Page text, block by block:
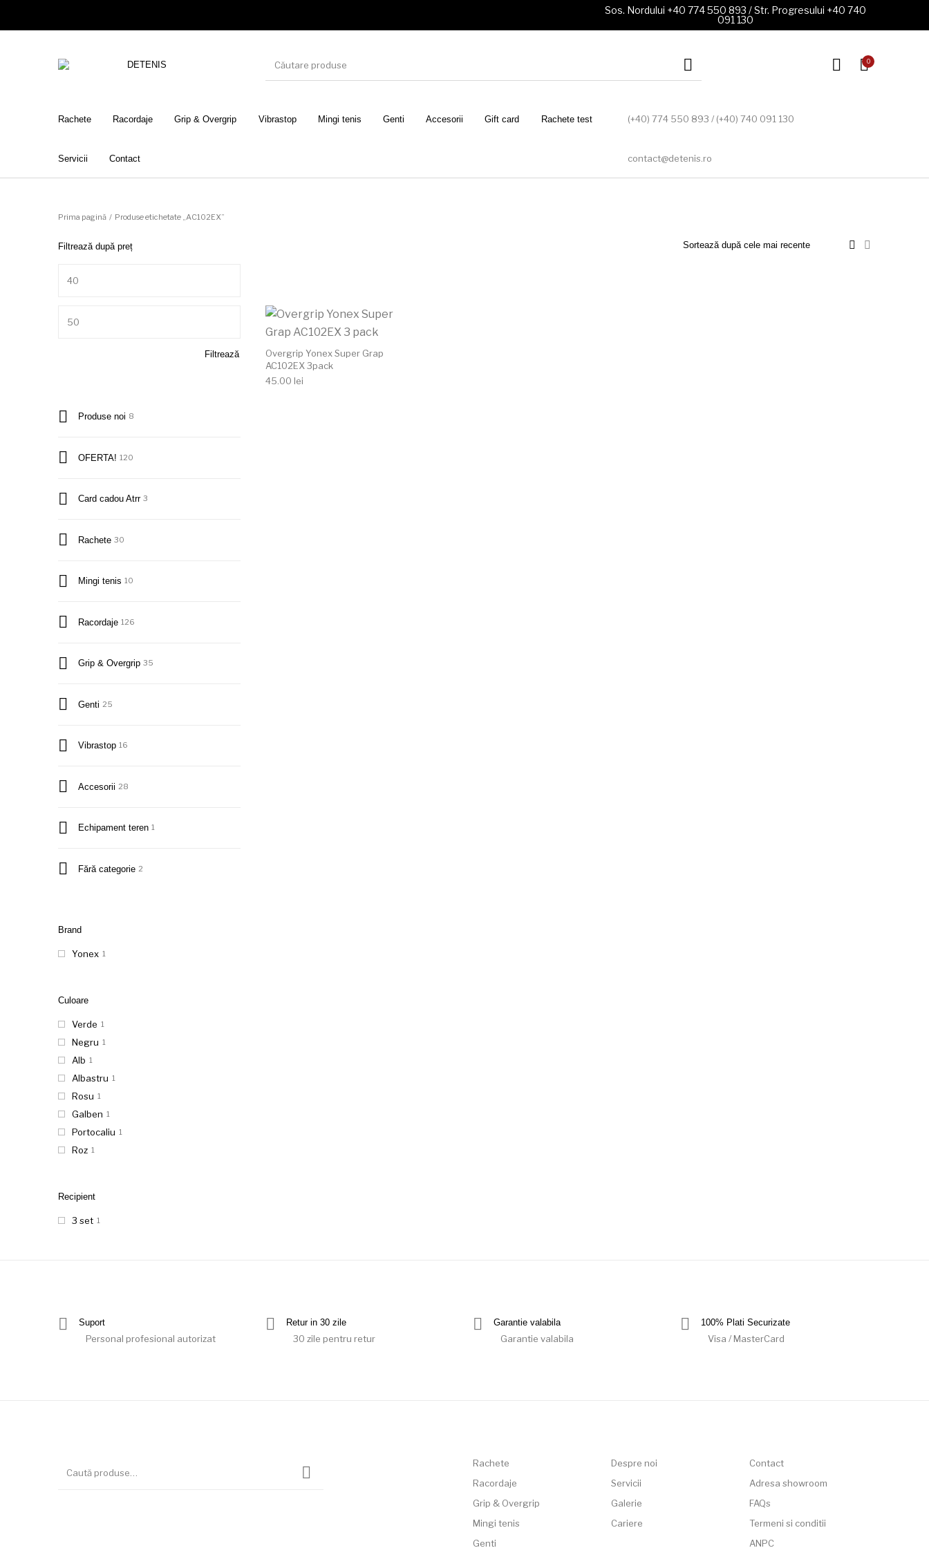
Sos. Nordului +40 774 550 893 / Str. Progresului +40 740
091 130
0
Rachete Racordaje Grip & Overgrip Vibrastop Mingi tenis Genti Accesorii Gift card Rachete test
Servicii Contact
(+40) 774 550 893 / (+40) 740 091 130
contact@detenis.ro
Prima pagină / Produse etichetate „AC102EX”
Filtrează după preț
Filtrează
Produse noi 8
OFERTA! 120
Card cadou Atrr 3
Rachete 30
Mingi tenis 10
Racordaje 126
Grip & Overgrip 35
Genti 25
Vibrastop 16
Accesorii 28
Echipament teren 1
Fără categorie 2
Brand
Yonex 1
Culoare
Verde 1
Negru 1
Alb 1
Albastru 1
Rosu 1
Galben 1
Portocaliu 1
Roz 1
Recipient
3 set 1
Overgrip Yonex Super Grap
AC102EX 3pack
45.00 lei
Acest produs are mai multe variații. Opțiunile pot fi alese în pagina produsului.
Suport
Personal profesional autorizat
Retur in 30 zile
30 zile pentru retur
Garantie valabila
Garantie valabila
100% Plati Securizate
Visa / MasterCard
Rachete
Racordaje
Grip & Overgrip
Mingi tenis
Genti
Despre noi
Servicii
Galerie
Cariere
Contact
Adresa showroom
FAQs
Termeni si conditii
ANPC